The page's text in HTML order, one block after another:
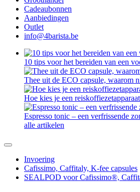
Cadeaubonnen
Aanbiedingen
Outlet
info@4barista.be
10 tips voor het bereiden van een
Thee uit de ECO capsule, waarom
Hoe kies je een
Espresso tonic – een verfrissende
alle artikelen
Invoering
Cafissimo, Caffitaly, K-fee capsules
SEALPOD voor Cafissimo®,